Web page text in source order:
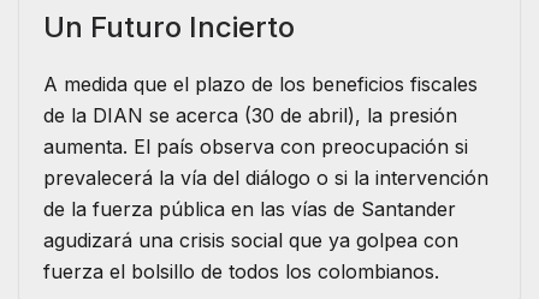
Un Futuro Incierto
A medida que el plazo de los beneficios fiscales
de la DIAN se acerca (30 de abril), la presión
aumenta. El país observa con preocupación si
prevalecerá la vía del diálogo o si la intervención
de la fuerza pública en las vías de Santander
agudizará una crisis social que ya golpea con
fuerza el bolsillo de todos los colombianos.